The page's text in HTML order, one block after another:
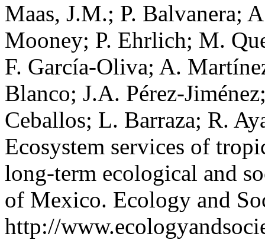
Maas, J.M.; P. Balvanera;
Mooney; P. Ehrlich; M.
F. García-Oliva; A.
Blanco; J.A. Pérez-
Ceballos; L. Barraza; R.
Ecosystem services of
long-term ecological and
of Mexico. Ecology and
http://